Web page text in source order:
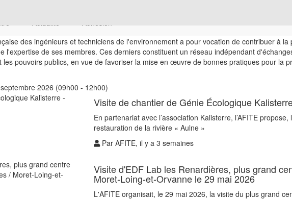
Actualite
Adhésion
des ingénieurs et techniciens de l'environnement a pour vocation de contribuer à
l'expertise de ses membres. Ces derniers constituent un réseau indépendant
les pouvoirs publics, en vue de favoriser la mise en œuvre de bonnes pratiques pour la
2026 (09h00 - 12h00)
Visite de chantier de Génie Écologique
En partenariat avec l’association Kalisterre, l’AFITE
restauration de la rivière « Aulne »
Par AFITE, il y a 3 semaines
Visite d'EDF Lab les Renardières, plus grand
Moret-Loing-et-Orvanne le 29 mai 2026
L'AFITE organisait, le 29 mai 2026, la visite du plus grand